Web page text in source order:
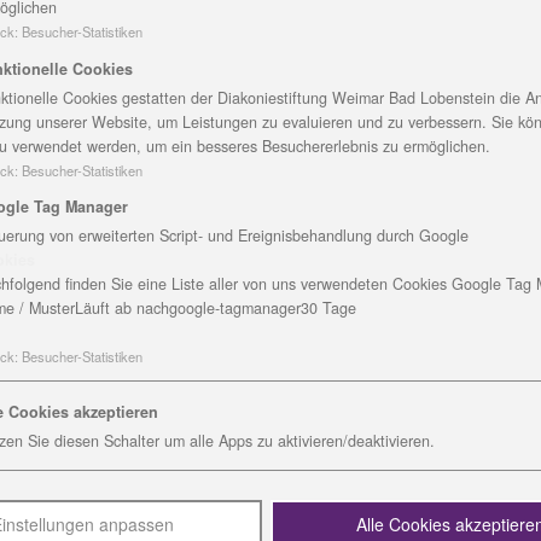
im zweiten Jahr in Folge das Motto des
und das Kinderhaus Gottesschutz hatten gemeinsam
Gottesdienst begonnen. Dieser wurde von Pfarrer
Kinder und Senioren hatten nebeneinander Platz
der Diakoniestiftung, die Gäste im Hof des
konnte den vielen Besuchern einiges zu beiden
Kinder betreut werden. Früher wurde es als
und das Team für flexible Erziehungshilfen im
ein musikalisches Programm auf. Darin ging es um
Ende gute Freunde findet. Viele Kinder konnten als
Detscher, hausgebackener Kuchen, Bastel-
„Wir hatten ein reges Hin und Her zwischen den
Frau Küfner. Nicht nur die Mitarbeitenden, Eltern
haben das Fest unterstützt. Dank der Hilfe von
: Besucher-Statistiken
Cookies
Cookies gestatten der Diakoniestiftung Weimar Bad Lobenstein die
unserer Website, um Leistungen zu evaluieren und zu verbessern. Sie
verwendet werden, um ein besseres Besuchererlebnis zu ermöglichen.
: Besucher-Statistiken
Tag Manager
von erweiterten Script- und Ereignisbehandlung durch Google
finden Sie eine Liste aller von uns verwendeten Cookies Google Tag
/ MusterLäuft ab nachgoogle-tagmanager30 Tage
: Besucher-Statistiken
Cookies akzeptieren
Sie diesen Schalter um alle Apps zu aktivieren/deaktivieren.
anpassen Alle Cookies